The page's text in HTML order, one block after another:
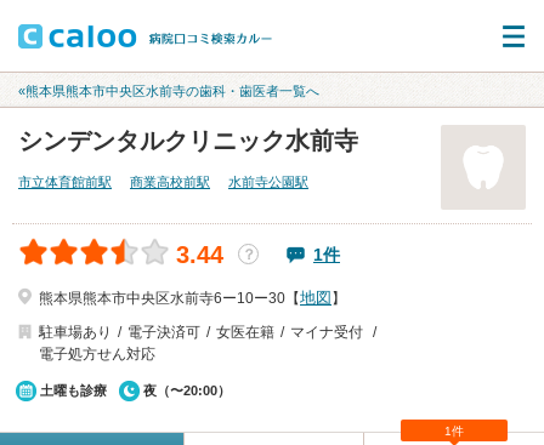
«熊本県熊本市中央区水前寺の歯科・歯医者一覧へ
シンデンタルクリニック水前寺
市立体育館前駅 商業高校前駅 水前寺公園駅
3.44 ？ 1件
熊本県熊本市中央区水前寺6ー10ー30【地図 】
駐車場あり
電子決済可 女医在籍
マイナ受付
電子処方せん対応
土曜も診療 夜（〜20:00）
1件